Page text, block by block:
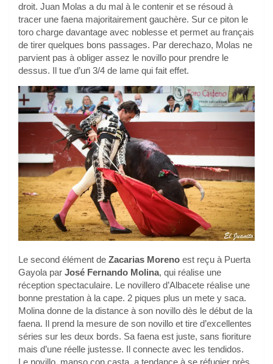
droit. Juan Molas a du mal à le contenir et se résoud à
tracer une faena majoritairement gauchère. Sur ce piton le
toro charge davantage avec noblesse et permet au français
de tirer quelques bons passages. Par derechazo, Molas ne
parvient pas à obliger assez le novillo pour prendre le
dessus. Il tue d’un 3/4 de lame qui fait effet.
Le second élément de Zacarias Moreno est reçu à Puerta
Gayola par José Fernando Molina, qui réalise une
réception spectaculaire. Le novillero d’Albacete réalise une
bonne prestation à la cape. 2 piques plus un mete y saca.
Molina donne de la distance à son novillo dès le début de la
faena. Il prend la mesure de son novillo et tire d’excellentes
séries sur les deux bords. Sa faena est juste, sans fioriture
mais d’une réelle justesse. Il connecte avec les tendidos.
Le novillo, manso con casta, a tendance à se réfugier près